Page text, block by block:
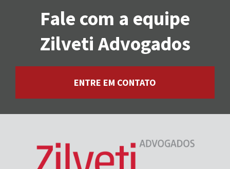
Fale com a equipe
Zilveti Advogados
ENTRE EM CONTATO